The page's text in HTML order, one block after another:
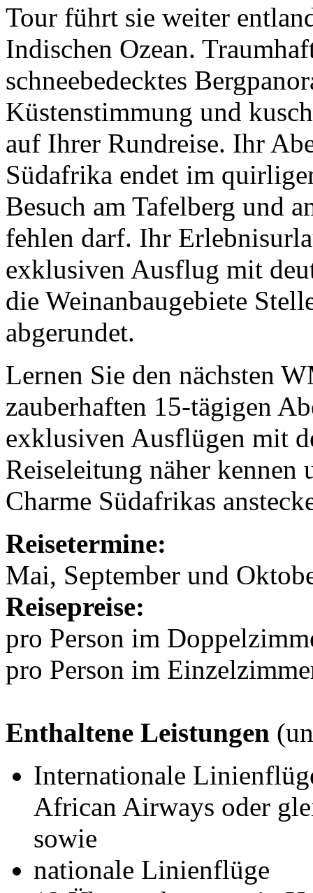
Tour führt sie weiter
Indischen Ozean.
schneebedecktes
Küstenstimmung und
auf Ihrer Rundreise. Ihr
Südafrika endet im
Besuch am Tafelberg und
fehlen darf. Ihr
exklusiven Ausflug mit
die Weinanbaugebiete
abgerundet.
Lernen Sie den nächsten
zauberhaften 15-tägigen
exklusiven Ausflügen mit
Reiseleitung näher kennen
Charme Südafrikas
Reisetermine:
Mai, September und
Reisepreise:
pro Person im
pro Person im
Enthaltene Leistungen
Internationale
African Airways oder
sowie
nationale Linienflüge